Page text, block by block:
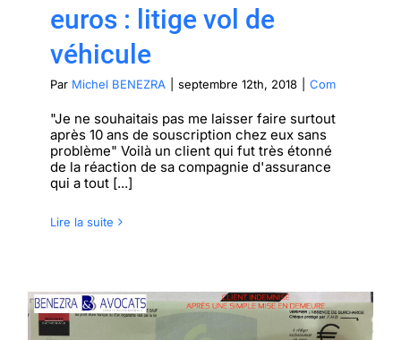
euros : litige vol de
véhicule
Par Michel BENEZRA septembre 12th, 2018 Com
"Je ne souhaitais pas me laisser faire surtout
après 10 ans de souscription chez eux sans
problème" Voilà un client qui fut très étonné
de la réaction de sa compagnie d'assurance
qui a tout [...]
Lire la suite